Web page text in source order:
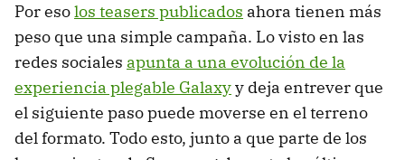
Por esolos teasers publicados ahora tienen más
peso que una simple campaña. Lo visto en las
redes sociales apunta a una evolución de la
experiencia plegable Galaxyy deja entrever que
el siguiente paso puede moverse en el terreno
del formato. Todo esto, junto a que parte de los